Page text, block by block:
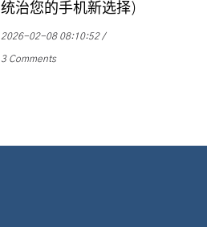
统治您的手机新选择)
2026-02-08 08:10:52
3 Comments